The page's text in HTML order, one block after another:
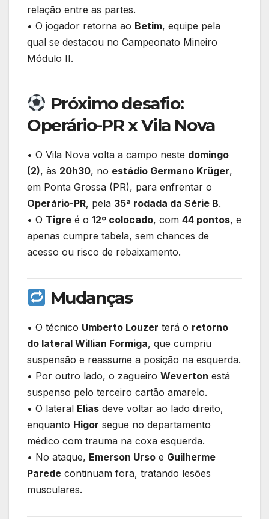
relação entre as partes.
• O jogador retorna ao Betim, equipe pela
qual se destacou no Campeonato Mineiro
Módulo II.
Próximo desafio:
Operário-PR x Vila Nova
• O Vila Nova volta a campo neste domingo
(2), às 20h30, no estádio Germano Krüger,
em Ponta Grossa (PR), para enfrentar o
Operário-PR, pela 35ª rodada da Série B.
• O Tigre é o 12º colocado, com 44 pontos, e
apenas cumpre tabela, sem chances de
acesso ou risco de rebaixamento.
Mudanças
• O técnico Umberto Louzer terá o retorno
do lateral Willian Formiga, que cumpriu
suspensão e reassume a posição na esquerda.
• Por outro lado, o zagueiro Weverton está
suspenso pelo terceiro cartão amarelo.
• O lateral Elias deve voltar ao lado direito,
enquanto Higor segue no departamento
médico com trauma na coxa esquerda.
• No ataque, Emerson Urso e Guilherme
Parede continuam fora, tratando lesões
musculares.